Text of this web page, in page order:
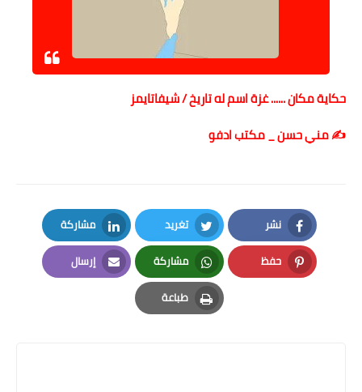
حكاية مكان ...... غزة اسم له تاريخ / شيفاتايمز
✍️ مني حسن _ مكتب ادفو
نشر
Facebook
تغريد
Twitter
مشاركة
LinkedIn
حفظ
Pinterest
مشاركة
Whatsapp
إرسال
Email
طباعة
Print